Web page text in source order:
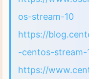
os-stream-10
https://
-centos-stream-
https://